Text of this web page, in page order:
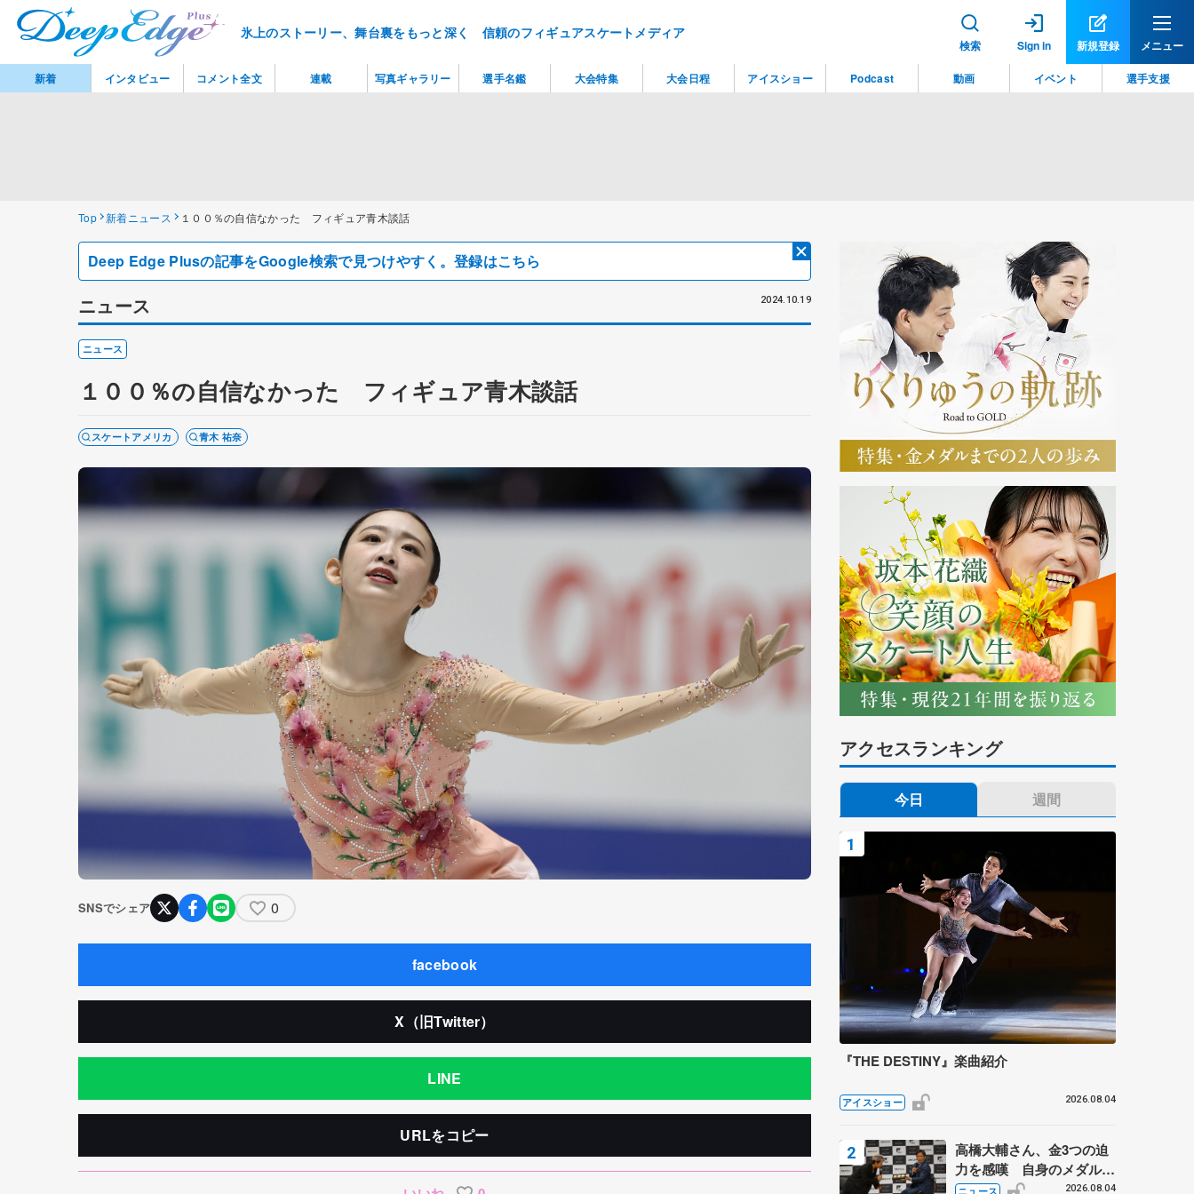
氷上のストーリー、舞台裏をもっと深く 信頼のフィギュアスケートメディア
検索 Sign in 新規登録 メニュー
Top 新着ニュース １００％の自信なかった フィギュア青木談話
Deep Edge Plusの記事をGoogle検索で見つけやすく。登録はこちら
ニュース 2024.10.19
ニュース
１００％の自信なかった フィギュア青木談話
スケートアメリカ 青木 祐奈
SNSでシェア 0
facebook
X（旧Twitter）
LINE
URLをコピー
アクセスランキング
今日 週間
『THE DESTINY』楽曲紹介
アイスショー 2026.08.04
高橋大輔さん、金3つの迫
力を感嘆 自身のメダルは
「どちらに？」 〝リス兄
ニュース 2026.08.04
新着 インタビュー コメント全文 連載 写真ギャラリー 選手名鑑 大会特集 大会日程 アイスショー Podcast 動画 イベント 選手支援